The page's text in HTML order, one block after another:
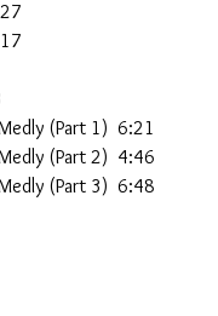
(Part 1) 6:21
(Part 2) 4:46
(Part 3) 6:48